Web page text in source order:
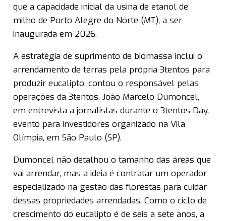
que a capacidade inicial da usina de etanol de
milho de Porto Alegre do Norte (MT), a ser
inaugurada em 2026.
A estratégia de suprimento de biomassa inclui o
arrendamento de terras pela própria 3tentos para
produzir eucalipto, contou o responsável pelas
operações da 3tentos, João Marcelo Dumoncel,
em entrevista a jornalistas durante o 3tentos Day,
evento para investidores organizado na Vila
Olímpia, em São Paulo (SP).
Dumoncel não detalhou o tamanho das áreas que
vai arrendar, mas a ideia é contratar um operador
especializado na gestão das florestas para cuidar
dessas propriedades arrendadas. Como o ciclo de
crescimento do eucalipto é de seis a sete anos, a